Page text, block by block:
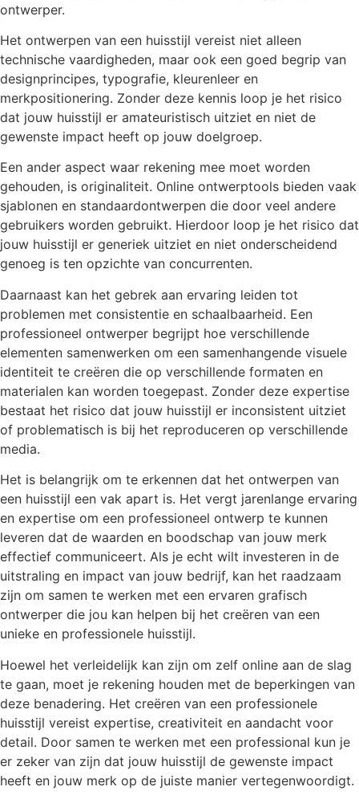
ontwerper.
Het ontwerpen van een huisstijl vereist niet alleen
technische vaardigheden, maar ook een goed begrip van
designprincipes, typografie, kleurenleer en
merkpositionering. Zonder deze kennis loop je het risico
dat jouw huisstijl er amateuristisch uitziet en niet de
gewenste impact heeft op jouw doelgroep.
Een ander aspect waar rekening mee moet worden
gehouden, is originaliteit. Online ontwerptools bieden vaak
sjablonen en standaardontwerpen die door veel andere
gebruikers worden gebruikt. Hierdoor loop je het risico dat
jouw huisstijl er generiek uitziet en niet onderscheidend
genoeg is ten opzichte van concurrenten.
Daarnaast kan het gebrek aan ervaring leiden tot
problemen met consistentie en schaalbaarheid. Een
professioneel ontwerper begrijpt hoe verschillende
elementen samenwerken om een samenhangende visuele
identiteit te creëren die op verschillende formaten en
materialen kan worden toegepast. Zonder deze expertise
bestaat het risico dat jouw huisstijl er inconsistent uitziet
of problematisch is bij het reproduceren op verschillende
media.
Het is belangrijk om te erkennen dat het ontwerpen van
een huisstijl een vak apart is. Het vergt jarenlange ervaring
en expertise om een professioneel ontwerp te kunnen
leveren dat de waarden en boodschap van jouw merk
effectief communiceert. Als je echt wilt investeren in de
uitstraling en impact van jouw bedrijf, kan het raadzaam
zijn om samen te werken met een ervaren grafisch
ontwerper die jou kan helpen bij het creëren van een
unieke en professionele huisstijl.
Hoewel het verleidelijk kan zijn om zelf online aan de slag
te gaan, moet je rekening houden met de beperkingen van
deze benadering. Het creëren van een professionele
huisstijl vereist expertise, creativiteit en aandacht voor
detail. Door samen te werken met een professional kun je
er zeker van zijn dat jouw huisstijl de gewenste impact
heeft en jouw merk op de juiste manier vertegenwoordigt.